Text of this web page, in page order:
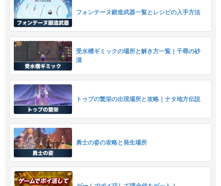
フォンテーヌ鍛造武器一覧とレシピの入手方法
受水槽ギミックの場所と解き方一覧｜千尋の砂
漠
トゥプの繁栄の出現場所と攻略｜ナタ地方伝説
勇士の姿の攻略と発生場所